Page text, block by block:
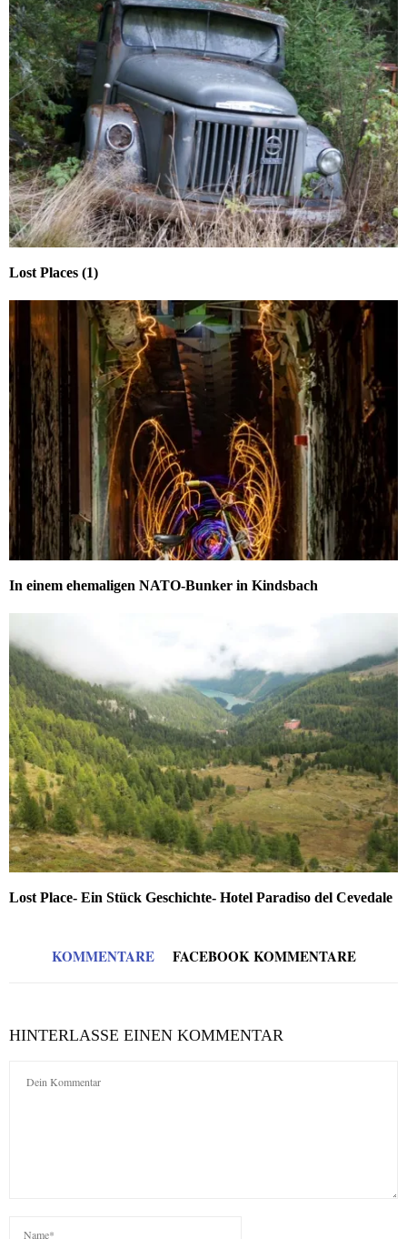
Lost Places (1)
In einem ehemaligen NATO-Bunker in Kindsbach
Lost Place- Ein Stück Geschichte- Hotel Paradiso del Cevedale
KOMMENTARE FACEBOOK KOMMENTARE
HINTERLASSE EINEN KOMMENTAR